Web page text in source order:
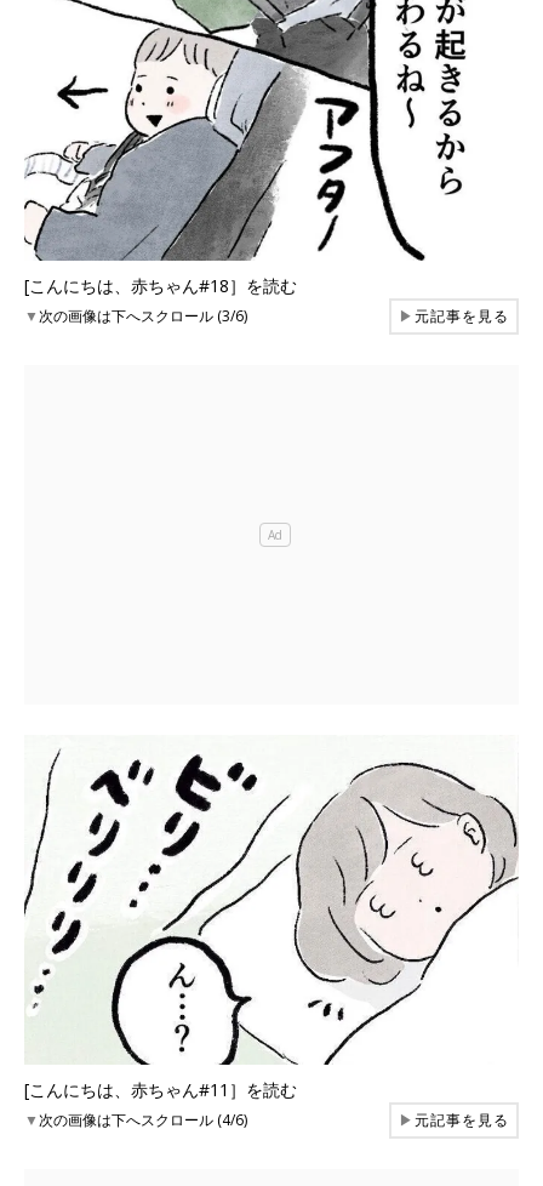
[こんにちは、赤ちゃん#18］を読む
▼次の画像は下へスクロール (3/6) ▶元記事を見る
[こんにちは、赤ちゃん#11］を読む
▼次の画像は下へスクロール (4/6) ▶元記事を見る